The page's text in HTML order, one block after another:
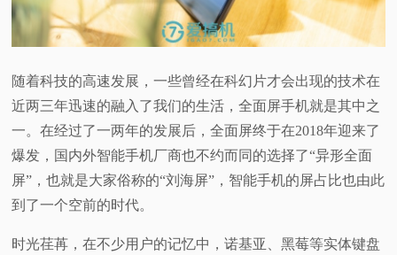
测
频
科
普
体
随着科技的高速发展，一些曾经在科幻片才会出现的技术在
近两三年迅速的融入了我们的生活，全面屏手机就是其中之
一。在经过了一两年的发展后，全面屏终于在2018年迎来了
爆发，国内外智能手机厂商也不约而同的选择了“异形全面
屏”，也就是大家俗称的“刘海屏”，智能手机的屏占比也由此
到了一个空前的时代。
时光荏苒，在不少用户的记忆中，诺基亚、黑莓等实体键盘